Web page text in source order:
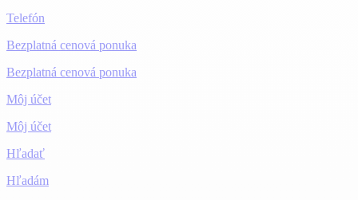
Telefón
Bezplatná cenová ponuka
Bezplatná cenová ponuka
Môj účet
Môj účet
Hľadať
Hľadám